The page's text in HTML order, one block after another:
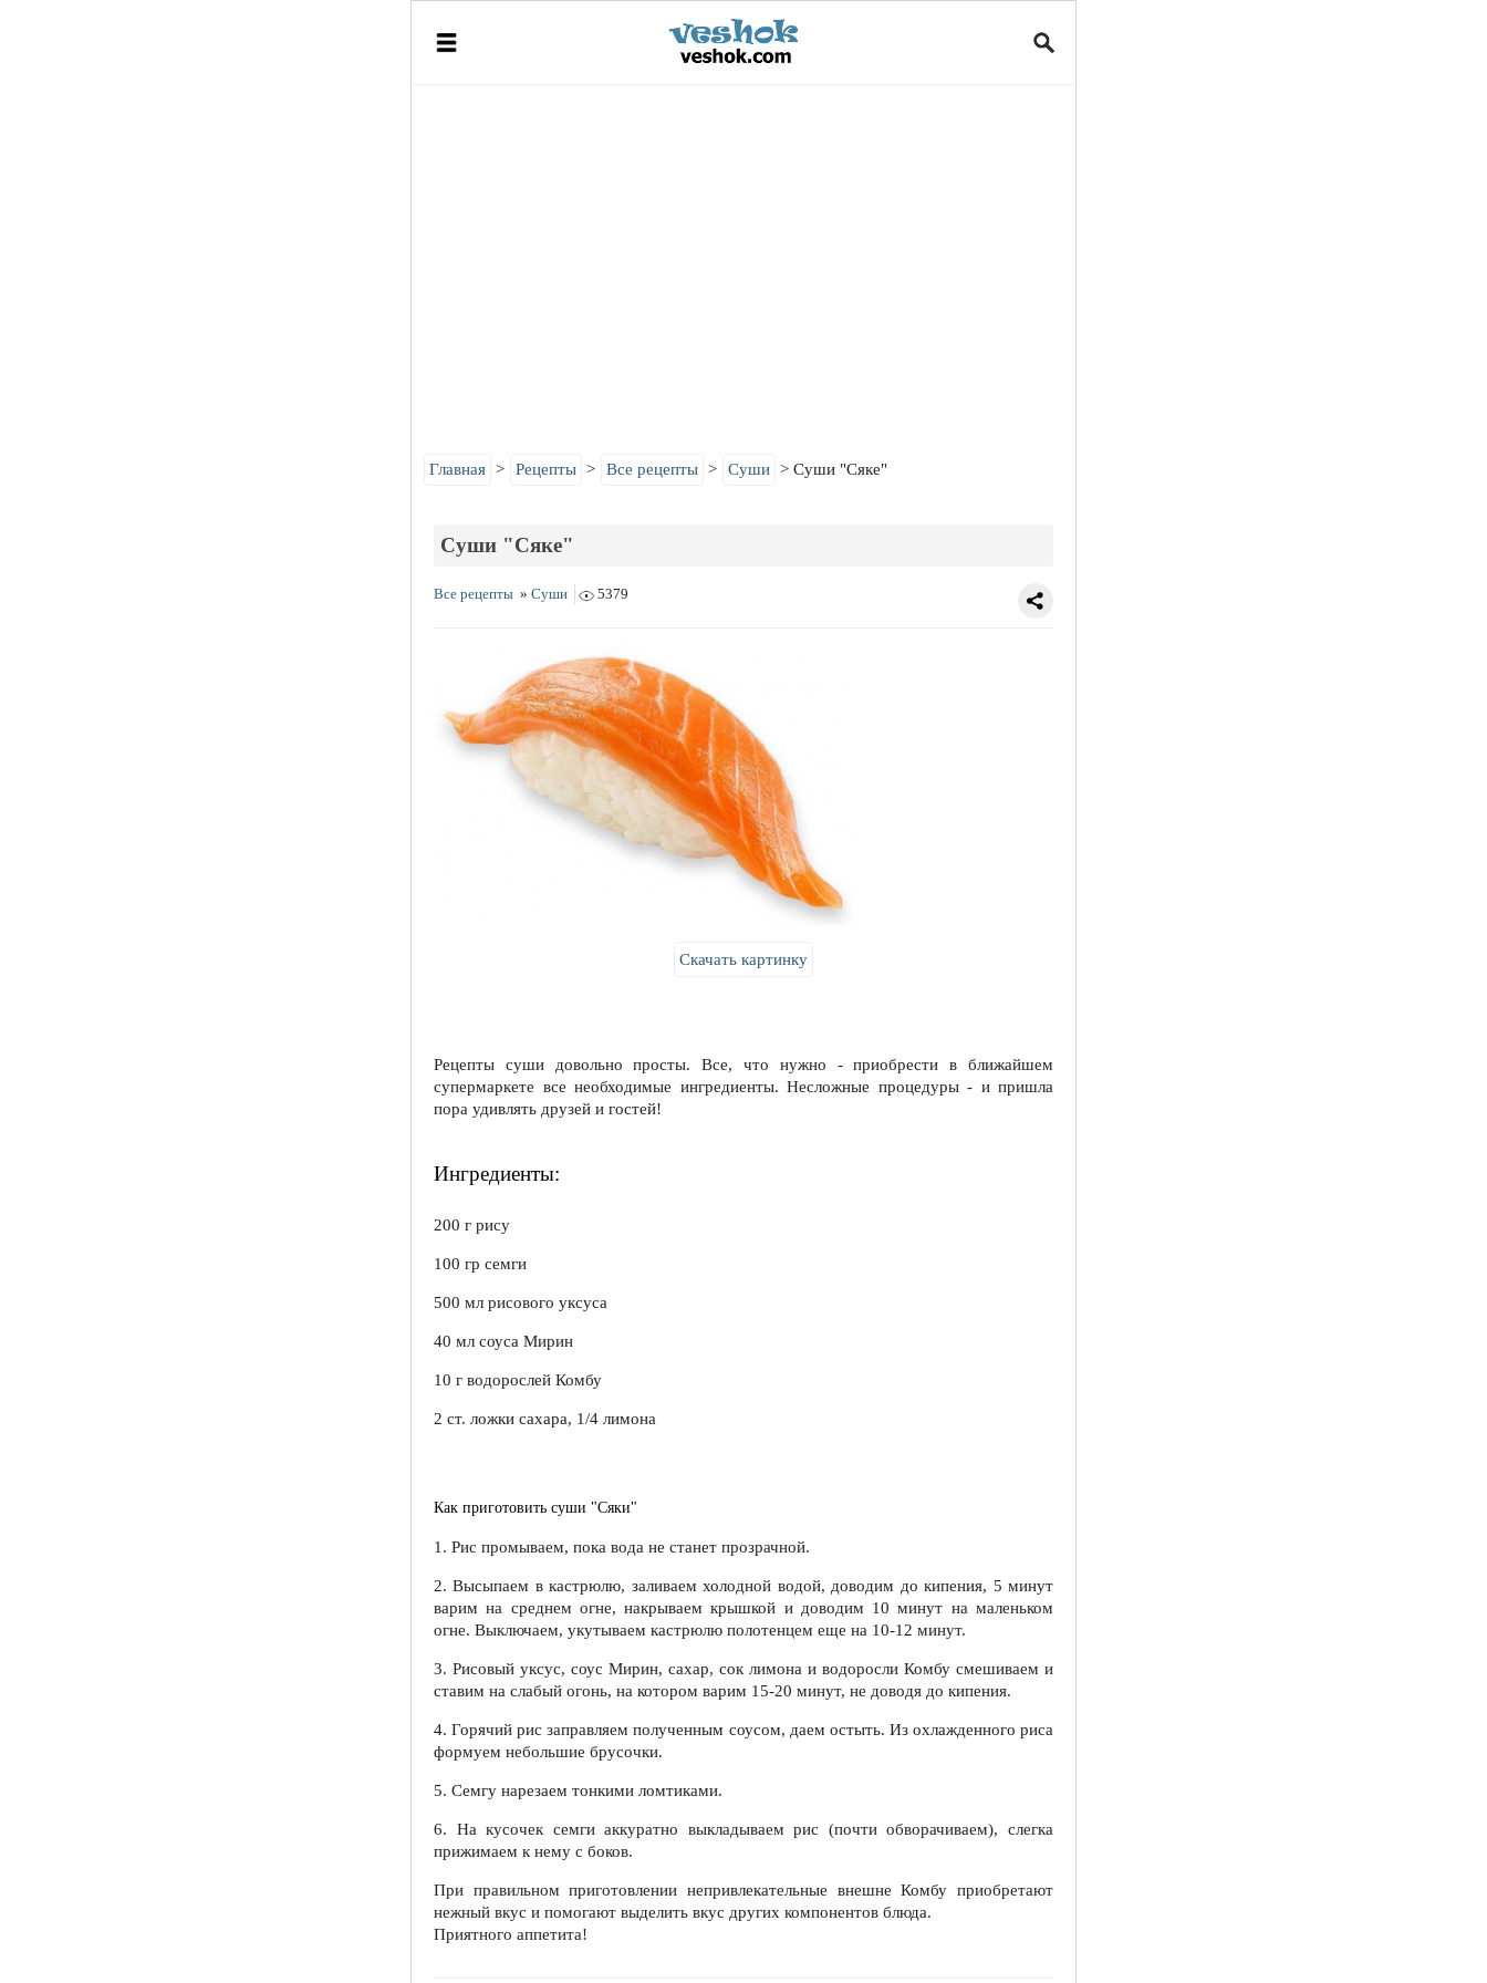
Главная Рецепты Все рецепты Суши Суши "Сяке"
Суши "Сяке"
Все рецепты » Суши 5379
Скачать картинку
Рецепты суши довольно просты. Все, что нужно - приобрести в ближайшем
супермаркете все необходимые ингредиенты. Несложные процедуры - и пришла
пора удивлять друзей и гостей!
Ингредиенты:
200 г рису
100 гр семги
500 мл рисового уксуса
40 мл соуса Мирин
10 г водорослей Комбу
2 ст. ложки сахара, 1/4 лимона
Как приготовить суши "Сяки"
1. Рис промываем, пока вода не станет прозрачной.
2. Высыпаем в кастрюлю, заливаем холодной водой, доводим до кипения, 5 минут
варим на среднем огне, накрываем крышкой и доводим 10 минут на маленьком
огне. Выключаем, укутываем кастрюлю полотенцем еще на 10-12 минут.
3. Рисовый уксус, соус Мирин, сахар, сок лимона и водоросли Комбу смешиваем и
ставим на слабый огонь, на котором варим 15-20 минут, не доводя до кипения.
4. Горячий рис заправляем полученным соусом, даем остыть. Из охлажденного риса
формуем небольшие брусочки.
5. Семгу нарезаем тонкими ломтиками.
6. На кусочек семги аккуратно выкладываем рис (почти обворачиваем), слегка
прижимаем к нему с боков.
При правильном приготовлении непривлекательные внешне Комбу приобретают
нежный вкус и помогают выделить вкус других компонентов блюда.
Приятного аппетита!